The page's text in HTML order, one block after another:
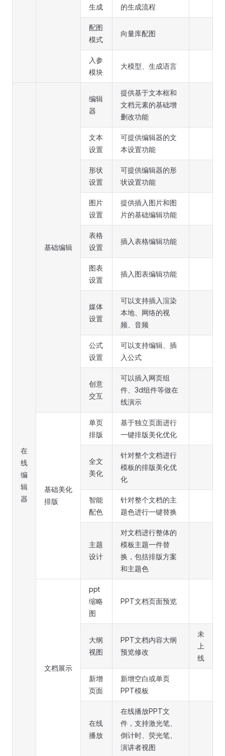
生成
的生成流程
配图
模式
向量库配图
入参
模块
大模型、生成语言
在
线
编
辑
器
基础编辑
编辑
器
提供基于文本框和
文档元素的基础增
删改功能
文本
设置
可提供编辑器的文
本设置功能
形状
设置
可提供编辑器的形
状设置功能
图片
设置
提供插入图片和图
片的基础编辑功能
表格
设置
插入表格编辑功能
图表
设置
插入图表编辑功能
媒体
设置
可以支持插入渲染
本地、网络的视
频、音频
公式
设置
可以支持编辑、插
入公式
创意
交互
可以插入网页组
件、3d组件等做在
线演示
基础美化
排版
单页
排版
基于独立页面进行
一键排版美化优化
全文
美化
针对整个文档进行
模板的排版美化优
化
智能
配色
针对整个文档的主
题色进行一键替换
主题
设计
对文档进行整体的
模板主题一件替
换，包括排版方案
和主题色
文档展示
ppt
缩略
图
PPT文档页面预览
大纲
视图
PPT文档内容大纲
预览修改
未
上
线
新增
页面
新增空白或单页
PPT模板
在线
播放
在线播放PPT文
件，支持激光笔、
倒计时、荧光笔、
演讲者视图